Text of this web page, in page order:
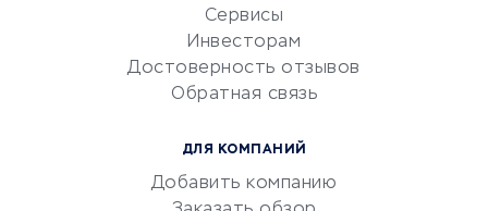
документооборот
Юридические компании
Бухгалтерия онлайн
Сервисы
Инвесторам
Достоверность отзывов
Обратная связь
ДЛЯ КОМПАНИЙ
Добавить компанию